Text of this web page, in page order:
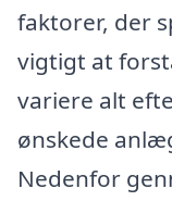
faktorer, der
vigtigt at
variere alt
ønskede
Nedenfor